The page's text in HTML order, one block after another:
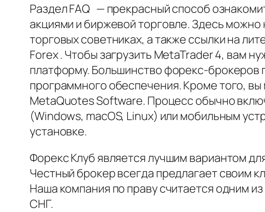
Раздел FAQ — прекрасный способ
акциями и биржевой торговле. Здесь
торговых советниках, а также ссылки на
Forex . Чтобы загрузить MetaTrader 4, вам
платформу. Большинство форекс-брокеров
программного обеспечения. Кроме того,
MetaQuotes Software. Процесс обычно
(Windows, macOS, Linux) или мобильным
установке.
Форекс Клуб является лучшим вариантом
Честный брокер всегда предлагает своим
Наша компания по праву считается одним
СНГ.